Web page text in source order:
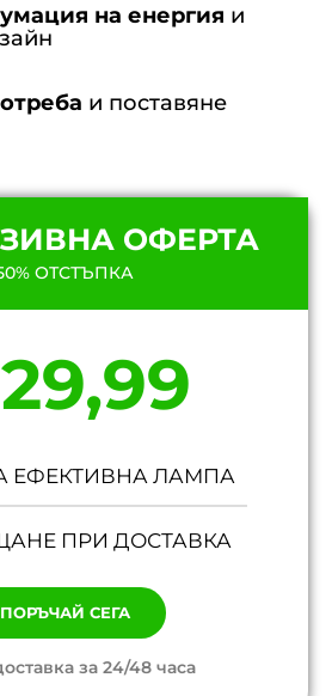
на енергия и
и поставяне
ОФЕРТА
ОТСТЪПКА
29,99
ЕФЕКТИВНА ЛАМПА
ПРИ ДОСТАВКА
ПОРЪЧАЙ СЕГА
за 24/48 часа